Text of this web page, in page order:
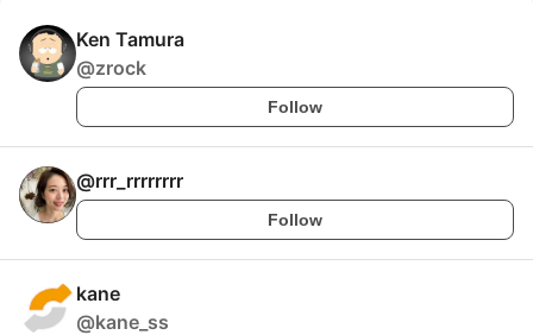
Ken Tamura
@zrock
Follow
@rrr_rrrrrrrr
Follow
kane
@kane_ss